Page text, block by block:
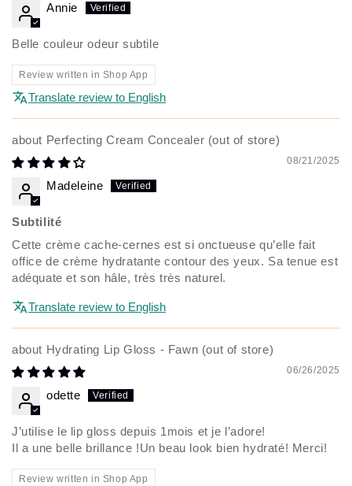
Annie
Belle couleur odeur subtile
Review written in Shop App
Translate review to English
Perfecting Cream Concealer
08/21/2025
Madeleine
Subtilité
Cette crème cache-cernes est si onctueuse qu’elle fait
office de crème hydratante contour des yeux. Sa tenue est
adéquate et son hâle, très très naturel.
Translate review to English
Hydrating Lip Gloss - Fawn
06/26/2025
odette
J’utilise le lip gloss depuis 1mois et je l’adore!
Il a une belle brillance !Un beau look bien hydraté! Merci!
Review written in Shop App